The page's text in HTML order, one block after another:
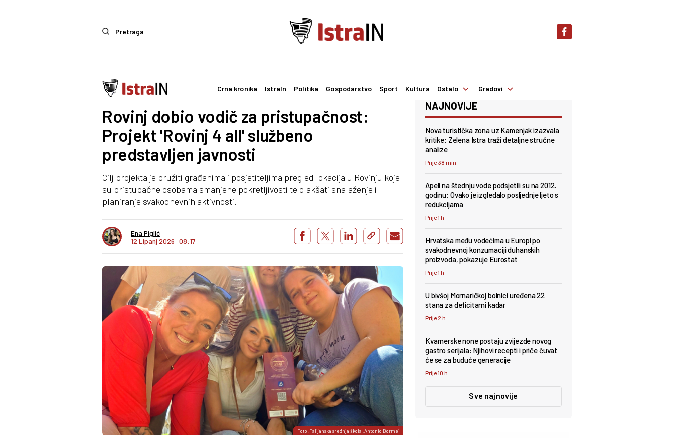
Pretraga
Crna kronika IstraIn Politika Gospodarstvo Sport Kultura Ostalo Gradovi
IstraIn
Rovinj dobio vodič za pristupačnost:
Projekt 'Rovinj 4 all' službeno
predstavljen javnosti
Cilj projekta je pružiti građanima i posjetiteljima pregled lokacija u Rovinju koje
su pristupačne osobama smanjene pokretljivosti te olakšati snalaženje i
planiranje svakodnevnih aktivnosti.
Ena Piglić
12 Lipanj 2026 I 08:17
Foto: Talijanska srednja škola „Antonio Borme”
NAJNOVIJE
Nova turistička zona uz Kamenjak izazvala
kritike: Zelena Istra traži detaljne stručne
analize
Prije 38 min
Apeli na štednju vode podsjetili su na 2012.
godinu: Ovako je izgledalo posljednje ljeto s
redukcijama
Prije 1 h
Hrvatska među vodećima u Europi po
svakodnevnoj konzumaciji duhanskih
proizvoda, pokazuje Eurostat
Prije 1 h
U bivšoj Mornaričkoj bolnici uređena 22
stana za deficitarni kadar
Prije 2 h
Kvarnerske none postaju zvijezde novog
gastro serijala: Njihovi recepti i priče čuvat
će se za buduće generacije
Prije 10 h
Sve najnovije